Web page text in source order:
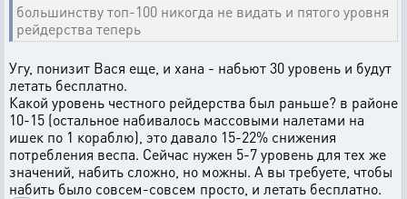
большинству топ-100 никогда не видать и пятого уровня
рейдерства теперь
Угу, понизит Вася еще, и хана - набьют 30 уровень и будут
летать бесплатно.
Какой уровень честного рейдерства был раньше? в районе
10-15 (остальное набивалось массовыми налетами на
ишек по 1 кораблю), это давало 15-22% снижения
потребления веспа. Сейчас нужен 5-7 уровень для тех же
значений, набить сложно, но можны. А вы требуете, чтобы
набить было совсем-совсем просто, и летать бесплатно.